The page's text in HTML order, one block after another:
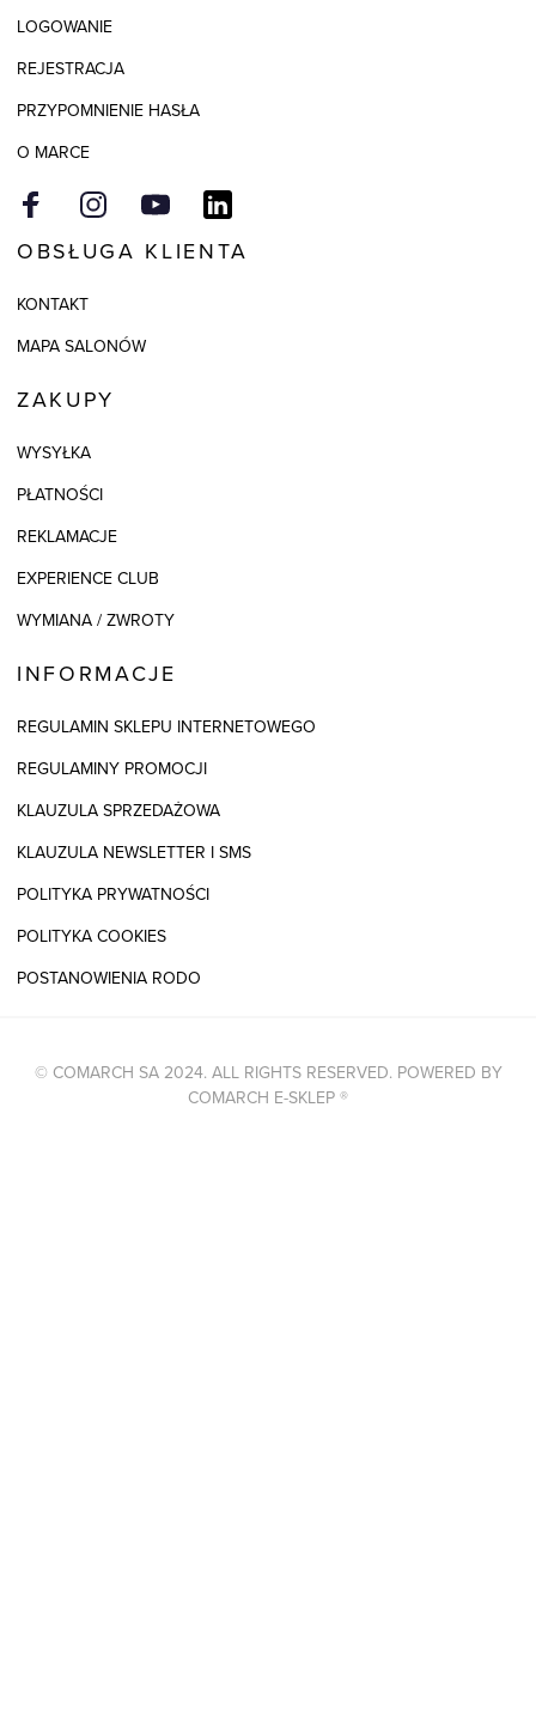
Kolor
LOGOWANIE
REJESTRACJA
PRZYPOMNIENIE HASŁA
O MARCE
OBSŁUGA KLIENTA
KONTAKT
MAPA SALONÓW
ZAKUPY
WYSYŁKA
PŁATNOŚCI
REKLAMACJE
EXPERIENCE CLUB
WYMIANA / ZWROTY
INFORMACJE
REGULAMIN SKLEPU INTERNETOWEGO
REGULAMINY PROMOCJI
KLAUZULA SPRZEDAŻOWA
KLAUZULA NEWSLETTER I SMS
POLITYKA PRYWATNOŚCI
POLITYKA COOKIES
POSTANOWIENIA RODO
© COMARCH SA 2024. ALL RIGHTS RESERVED. POWERED BY
COMARCH E-SKLEP®